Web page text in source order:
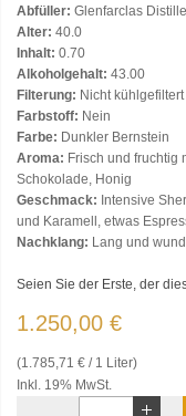
Abfüller: Glenfarclas
Alter: 40.0
Inhalt: 0.70
Alkoholgehalt: 43.00
Filterung: Nicht kühlgefiltert
Farbstoff: Nein
Farbe: Dunkler Bernstein
Aroma: Frisch und fruchtig
Schokolade, Honig
Geschmack: Intensive
und Karamell, etwas
Nachklang: Lang und
Seien Sie der Erste, der
1.250,00 €
(1.785,71 € / 1 Liter)
Inkl. 19% MwSt.